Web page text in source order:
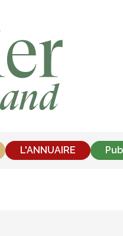
L'ANNUAIRE